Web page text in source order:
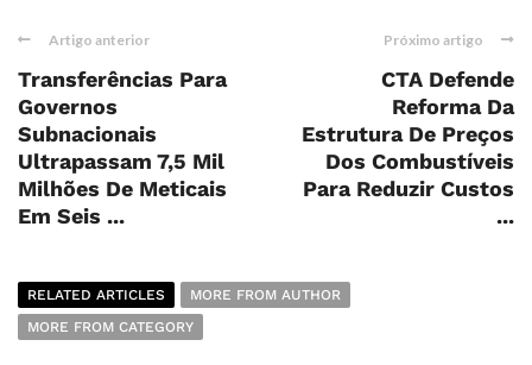
Artigo anterior
Transferências Para
Governos
Subnacionais
Ultrapassam 7,5 Mil
Milhões De Meticais
Em Seis ...
Próximo artigo
CTA Defende
Reforma Da
Estrutura De Preços
Dos Combustíveis
Para Reduzir Custos
...
RELATED ARTICLES
MORE FROM AUTHOR
MORE FROM CATEGORY